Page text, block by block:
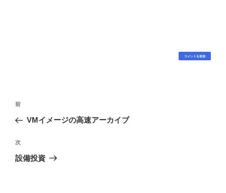
投
ナ
ビ
ゲ
過
去
投
稿
前
VMイメージの高速アーカイブ
次
の
次
設備投資